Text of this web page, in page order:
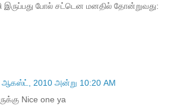
இருப்பது போல் சட்டென மனதில் தோன்றுவது:
ஆகஸ்ட், 2010 அன்று 10:20 AM
Nice one ya